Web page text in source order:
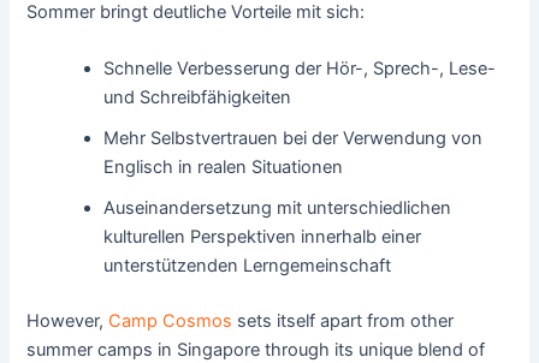
Sommer bringt deutliche Vorteile mit sich:
Schnelle Verbesserung der Hör-, Sprech-, Lese-
und Schreibfähigkeiten
Mehr Selbstvertrauen bei der Verwendung von
Englisch in realen Situationen
Auseinandersetzung mit unterschiedlichen
kulturellen Perspektiven innerhalb einer
unterstützenden Lerngemeinschaft
However, Camp Cosmos sets itself apart from other
summer camps in Singapore through its unique blend of